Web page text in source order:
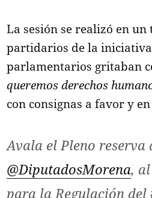
La sesión se realizó en
partidarios de la
parlamentarios gritaban
queremos derechos
con consignas a favor y
Avala el Pleno reserva
@DiputadosMorena,
para la Regulación del